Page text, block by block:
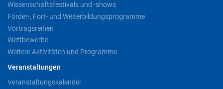
Wissenschaftsfestivals und -shows
Förder-, Fort- und Weiterbildungsprogramme
Vortragsreihen
Wettbewerbe
Weitere Aktivitäten und Programme
Veranstaltungen
Veranstaltungskalender